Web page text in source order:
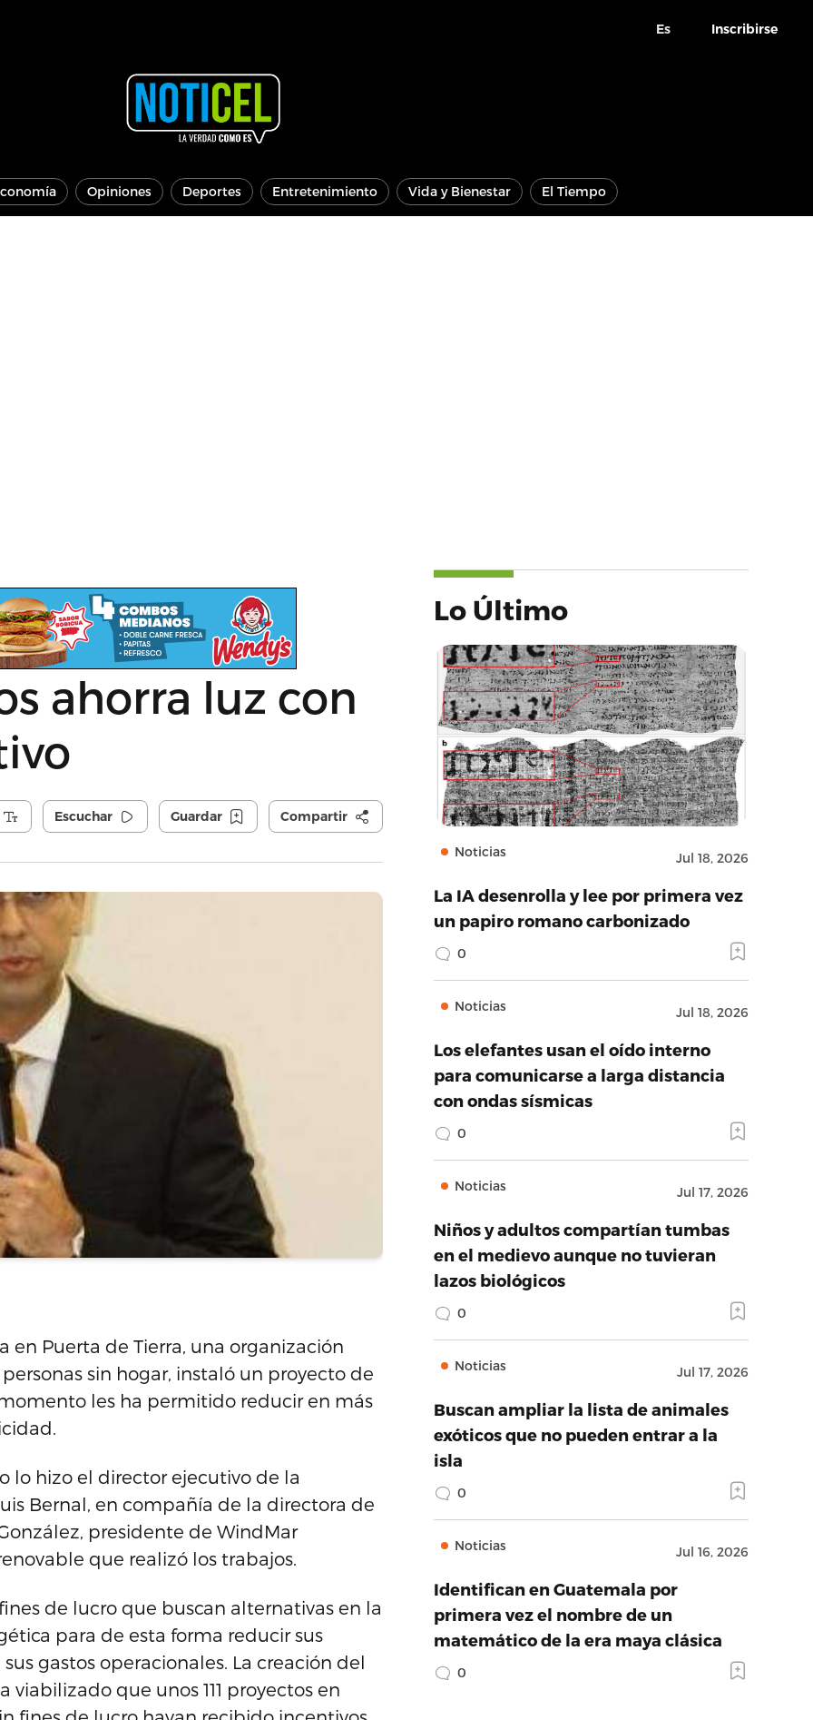
Es Inscribirse
Opiniones Deportes Entretenimiento Vida y Bienestar El Tiempo
ahorra luz con
Escuchar Guardar Compartir
en Puerta de Tierra, una organización
sin hogar, instaló un proyecto de
les ha permitido reducir en más
lo hizo el director ejecutivo de la
Bernal, en compañía de la directora de
presidente de WindMar
que realizó los trabajos.
de lucro que buscan alternativas en la
para de esta forma reducir sus
gastos operacionales. La creación del
que unos 111 proyectos en
Lo Último
Noticias Jul 18, 2026
La IA desenrolla y lee por primera vez
un papiro romano carbonizado
0
Noticias Jul 18, 2026
Los elefantes usan el oído interno
para comunicarse a larga distancia
con ondas sísmicas
0
Noticias Jul 17, 2026
Niños y adultos compartían tumbas
en el medievo aunque no tuvieran
lazos biológicos
0
Noticias Jul 17, 2026
Buscan ampliar la lista de animales
exóticos que no pueden entrar a la
isla
0
Noticias Jul 16, 2026
Identifican en Guatemala por
primera vez el nombre de un
matemático de la era maya clásica
0